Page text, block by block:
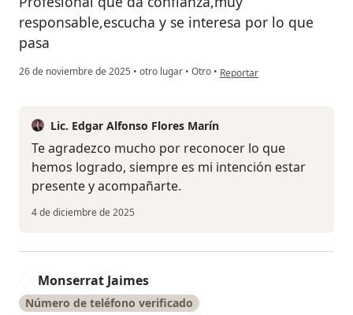
responsable,escucha y se interesa por lo que
pasa
26 de noviembre de 2025 • otro lugar • Otro • en opinión del usuario Monse
Reportar
Lic. Edgar Alfonso Flores Marín
Te agradezco mucho por reconocer lo que
hemos logrado, siempre es mi intención estar
presente y acompañarte.
4 de diciembre de 2025
Monserrat Jaimes
Número de teléfono verificado